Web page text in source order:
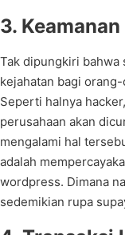
3.
Tak dipungkiri bahwa
kejahatan bagi
Seperti halnya
perusahaan akan
mengalami hal
adalah
wordpress. Dimana
sedemikian rupa